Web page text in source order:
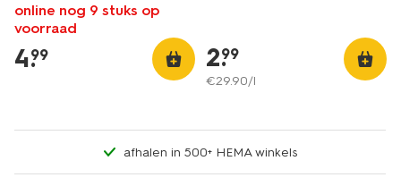
online nog 9 stuks op
voorraad
4.
99 2.
99
€29.90/l
afhalen in 500+ HEMA winkels